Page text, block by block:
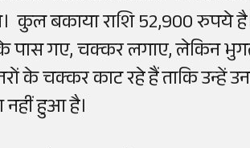
बकाया राशि 52,900 रुपये
के पास गए, चक्कर लगाए, लेकिन
के चक्कर काट रहे हैं ताकि उन्हें
हुआ है।